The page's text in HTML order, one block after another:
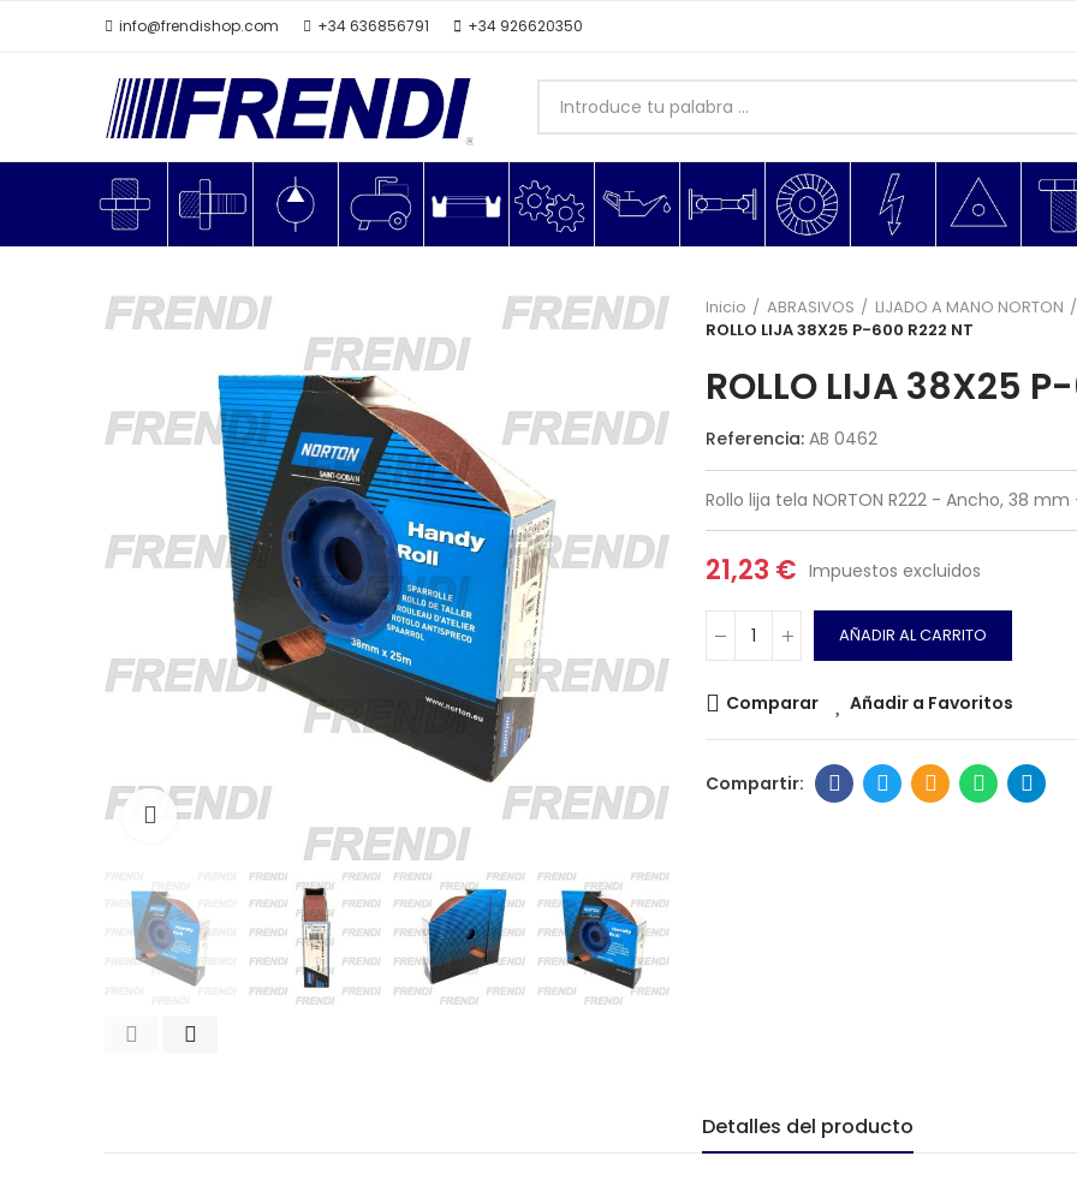
info@frendishop.com +34 636856791 +34 926620350
Click para agrandar
Inicio ABRASIVOS
LIJADO A MANO NORTON
ROLLO LIJA 38X25 P-600 R222 NT
ROLLO LIJA 38X25
Referencia: AB 0462
Rollo lija tela NORTON R222 - Ancho, 38
21,23 € Impuestos excluidos
AÑADIR AL CARRITO
Comparar Añadir a Favoritos
Detalles del producto